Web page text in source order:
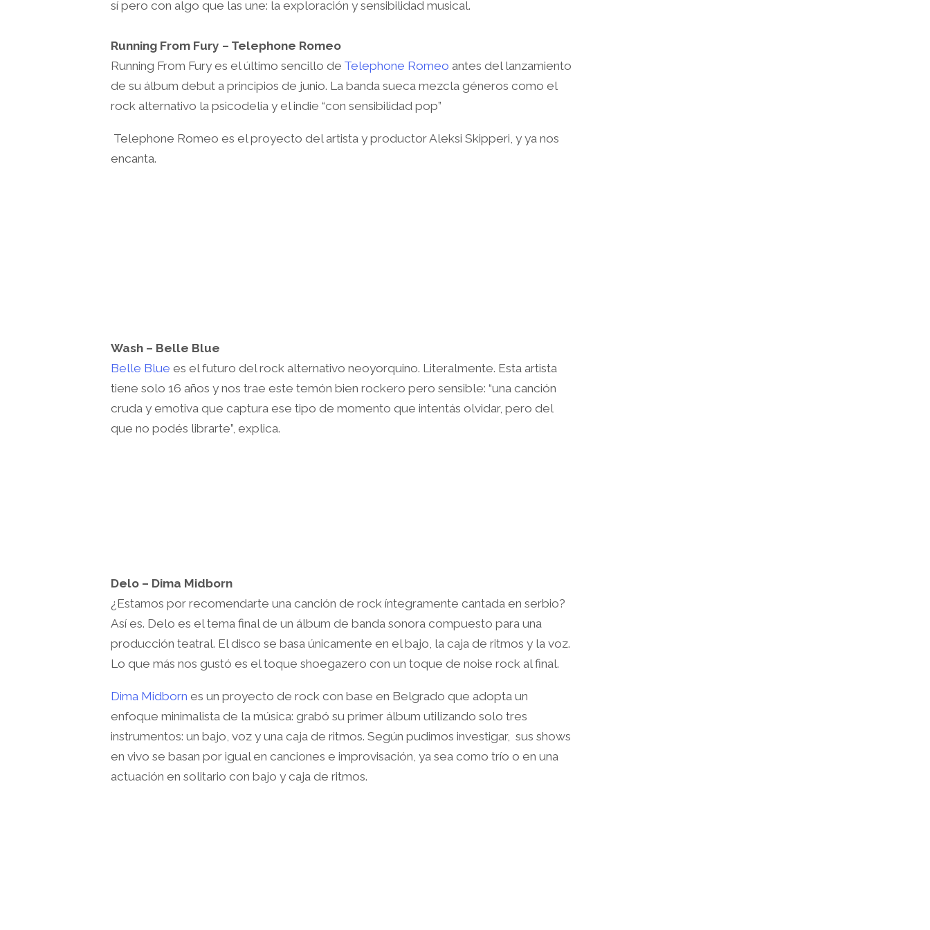
sí pero con algo que las une: la exploración y sensibilidad musical.
Running From Fury – Telephone Romeo
Running From Fury es el último sencillo de Telephone Romeo antes del lanzamiento
de su álbum debut a principios de junio. La banda sueca mezcla géneros como el
rock alternativo la psicodelia y el indie “con sensibilidad pop”
Telephone Romeo es el proyecto del artista y productor Aleksi Skipperi, y ya nos
encanta.
Wash – Belle Blue
Belle Blue es el futuro del rock alternativo neoyorquino. Literalmente. Esta artista
tiene solo 16 años y nos trae este temón bien rockero pero sensible: “una canción
cruda y emotiva que captura ese tipo de momento que intentás olvidar, pero del
que no podés librarte”, explica.
Delo – Dima Midborn
¿Estamos por recomendarte una canción de rock íntegramente cantada en serbio?
Así es. Delo es el tema final de un álbum de banda sonora compuesto para una
producción teatral. El disco se basa únicamente en el bajo, la caja de ritmos y la voz.
Lo que más nos gustó es el toque shoegazero con un toque de noise rock al final.
Dima Midborn es un proyecto de rock con base en Belgrado que adopta un
enfoque minimalista de la música: grabó su primer álbum utilizando solo tres
instrumentos: un bajo, voz y una caja de ritmos. Según pudimos investigar, sus shows
en vivo se basan por igual en canciones e improvisación, ya sea como trío o en una
actuación en solitario con bajo y caja de ritmos.